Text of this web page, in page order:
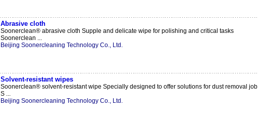
Abrasive cloth
Soonerclean® abrasive cloth Supple and delicate wipe for polishing and critical tasks
Soonerclean ...
Beijing Soonercleaning Technology Co., Ltd.
Solvent-resistant wipes
Soonerclean® solvent-resistant wipe Specially designed to offer solutions for dust removal job
S ...
Beijing Soonercleaning Technology Co., Ltd.